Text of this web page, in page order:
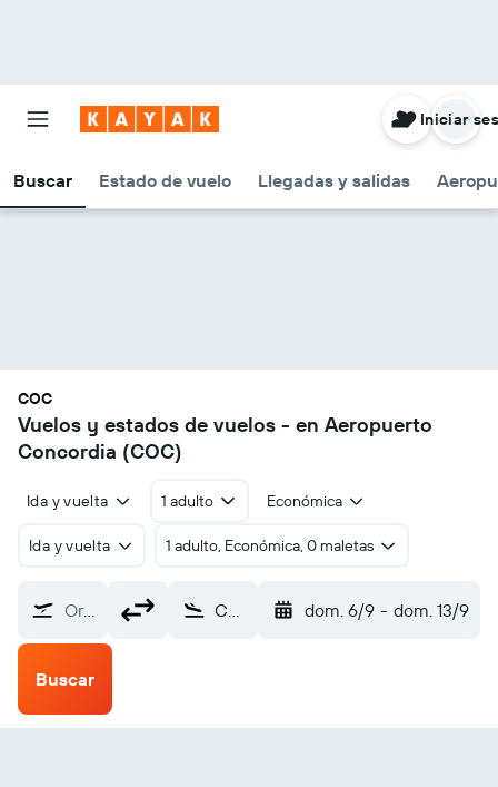
Buscar Estado de vuelo Llegadas y salidas
Iniciar
COC
Vuelos y estados de vuelos - en Aeropuerto
Concordia (COC)
Ida y vuelta 1 adulto Económica
Ida y vuelta 1 adulto, Económica, 0 maletas
Origen Concordia (COC) dom. 6/9 - dom. 13/9
Buscar